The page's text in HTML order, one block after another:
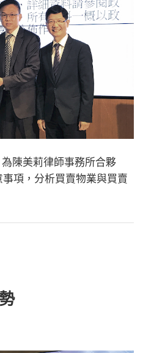
陳美莉律師事務所合夥
項，分析買賣物業與買賣